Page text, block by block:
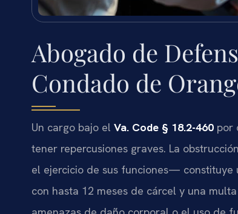
Abogado de
Condado de
Un cargo bajo el Va. Code § 18.2-460 por
tener repercusiones graves. La
el ejercicio de sus funciones— constituye
con hasta 12 meses de cárcel y una